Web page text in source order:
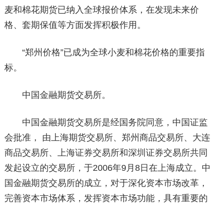
麦和棉花期货已纳入全球报价体系，在发现未来价
格、套期保值等方面发挥积极作用。
“郑州价格”已成为全球小麦和棉花价格的重要指
标。
中国金融期货交易所。
中国金融期货交易所是经国务院同意，中国证监
会批准， 由上海期货交易所、郑州商品交易所、大连
商品交易所、上海证券交易所和深圳证券交易所共同
发起设立的交易所，于2006年9月8日在上海成立。中
国金融期货交易所的成立，对于深化资本市场改革，
完善资本市场体系，发挥资本市场功能，具有重要的